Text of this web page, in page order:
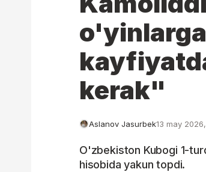
kerak"
Aslanov Jasurbek13 may
O'zbekiston Kubogi 1-
hisobida yakun topdi.